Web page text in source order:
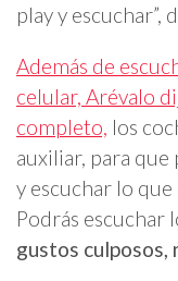
play y escuchar”,
Además de
celular, Arévalo
completo, los
auxiliar, para
y escuchar lo
Podrás escuchar
gustos culposos,